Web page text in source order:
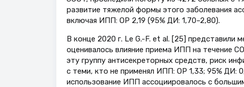
развитие тяжелой формы этого заболевания
включая ИПП: ОР 2,19 (95% ДИ: 1,70–2,80).
В конце 2020 г. Le G.-F. et al. [25] представили
оценивалось влияние приема ИПП на течение
эту группу антисекреторных средств, риск
с теми, кто не применял ИПП: ОР 1,33; 95% ДИ:
использование ИПП ассоциировалось с